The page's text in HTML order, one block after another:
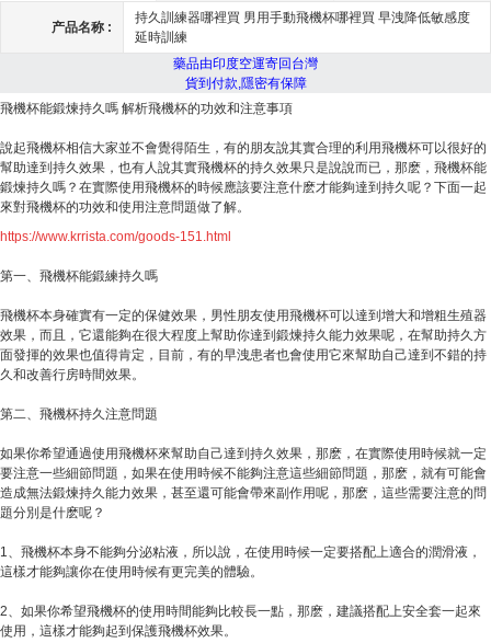
产品名称 :
持久訓練器哪裡買 男用手動飛機杯哪裡買 早洩降低敏感度
延時訓練
藥品由印度空運寄回台灣
貨到付款,隱密有保障
飛機杯能鍛煉持久嗎 解析飛機杯的功效和注意事項
說起飛機杯相信大家並不會覺得陌生，有的朋友說其實合理的利用飛機杯可以很好的
幫助達到持久效果，也有人說其實飛機杯的持久效果只是說說而已，那麽，飛機杯能
鍛煉持久嗎？在實際使用飛機杯的時候應該要注意什麽才能夠達到持久呢？下面一起
來對飛機杯的功效和使用注意問題做了解。
https://www.krrista.com/goods-151.html
第一、飛機杯能鍛練持久嗎
飛機杯本身確實有一定的保健效果，男性朋友使用飛機杯可以達到增大和增粗生殖器
效果，而且，它還能夠在很大程度上幫助你達到鍛煉持久能力效果呢，在幫助持久方
面發揮的效果也值得肯定，目前，有的早洩患者也會使用它來幫助自己達到不錯的持
久和改善行房時間效果。
第二、飛機杯持久注意問題
如果你希望通過使用飛機杯來幫助自己達到持久效果，那麽，在實際使用時候就一定
要注意一些細節問題，如果在使用時候不能夠注意這些細節問題，那麽，就有可能會
造成無法鍛煉持久能力效果，甚至還可能會帶來副作用呢，那麽，這些需要注意的問
題分別是什麽呢？
1、飛機杯本身不能夠分泌粘液，所以說，在使用時候一定要搭配上適合的潤滑液，
這樣才能夠讓你在使用時候有更完美的體驗。
2、如果你希望飛機杯的使用時間能夠比較長一點，那麽，建議搭配上安全套一起來
使用，這樣才能夠起到保護飛機杯效果。